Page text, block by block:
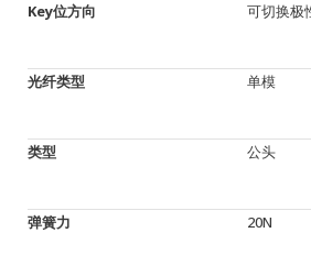
Key位方向 可切换极
光纤类型 单模
类型 公头
弹簧力 20N